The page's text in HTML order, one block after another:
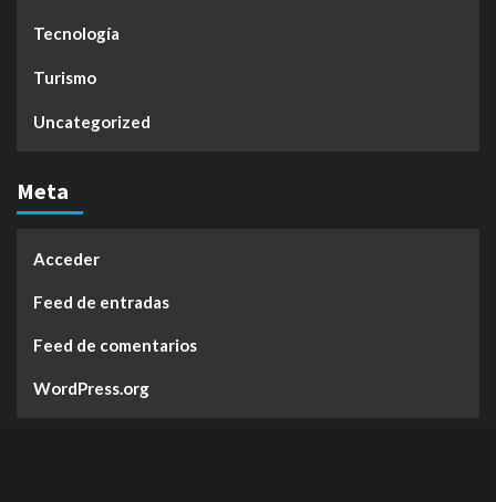
Tecnología
Turismo
Uncategorized
Meta
Acceder
Feed de entradas
Feed de comentarios
WordPress.org